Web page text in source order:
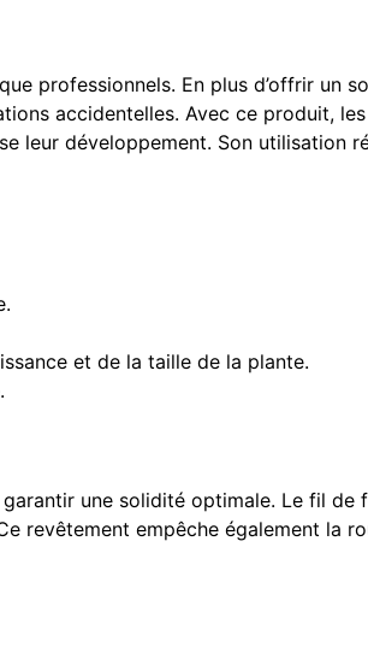
professionnels. En plus d’offrir un
accidentelles. Avec ce produit,
leur développement. Son utilisation
et de la taille de la plante.
une solidité optimale. Le fil de
revêtement empêche également la